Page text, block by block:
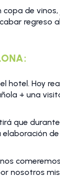
de
regreso
hotel. Hoy
+ una
que
elaboración
nosotros